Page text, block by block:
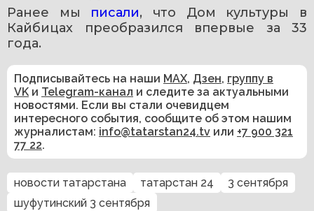
Ранее мы писали, что Дом культуры в
Кайбицах преобразился впервые за 33
года.
Подписывайтесь на наши MAX, Дзен, группу в
VK и Telegram-канал и следите за актуальными
новостями. Если вы стали очевидцем
интересного события, сообщите об этом нашим
журналистам: info@tatarstan24.tv или +7 900 321
77 22.
новости татарстана татарстан 24
3 сентября
шуфутинский 3 сентября